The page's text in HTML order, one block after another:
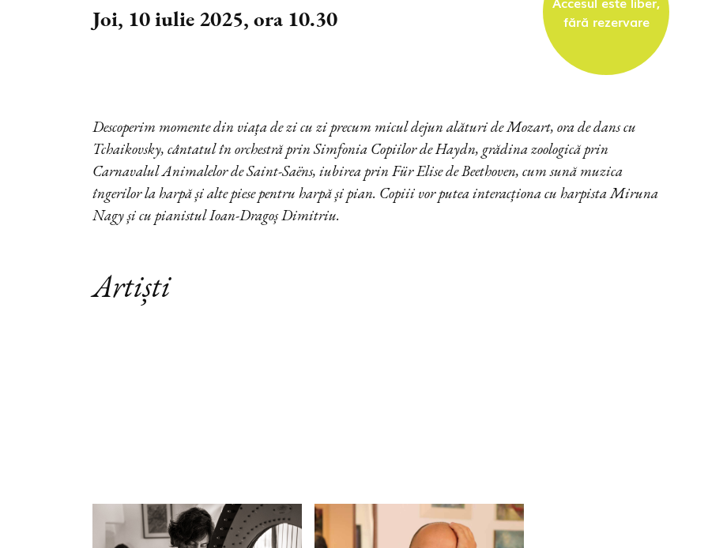
Joi, 10 iulie 2025, ora 10.30
fără rezervare
Descoperim momente din viața de zi cu zi precum micul dejun alături de Mozart, ora de dans cu
Tchaikovsky, cântatul în orchestră prin Simfonia Copiilor de Haydn, grădina zoologică prin
Carnavalul Animalelor de Saint-Saëns, iubirea prin Für Elise de Beethoven, cum sună muzica
îngerilor la harpă și alte piese pentru harpă și pian. Copiii vor putea interacționa cu harpista Miruna
Nagy și cu pianistul Ioan-Dragoș Dimitriu.
Artiști